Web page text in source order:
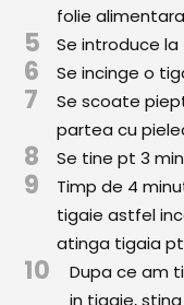
Rețete Video
Comunitatea
iCooking
Librărie
Adaugă o
Cum adăugăm o
folie alimentara
5 Se introduce
6 Se incinge o
7
Se scoate
partea cu
8 Se tine pt 3
9
Timp de 4
tigaie astfel
atinga tigaia
10
Dupa ce am